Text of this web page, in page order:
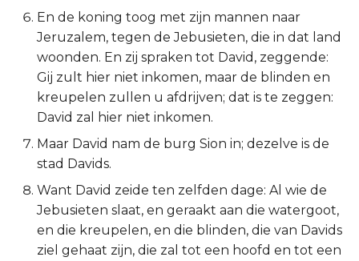
1 Thessalonicenzen
2 Thessalonicenzen
1 Timótheüs
2 Timótheüs
Filémon
Hebreeën
En de koning toog met zijn mannen naar
Jeruzalem, tegen de Jebusieten, die in dat land
woonden. En zij spraken tot David, zeggende:
Gij zult hier niet inkomen, maar de blinden en
kreupelen zullen u afdrijven; dat is te zeggen:
David zal hier niet inkomen.
Maar David nam de burg Sion in; dezelve is de
stad Davids.
Want David zeide ten zelfden dage: Al wie de
Jebusieten slaat, en geraakt aan die watergoot,
en die kreupelen, en die blinden, die van Davids
ziel gehaat zijn, die zal tot een hoofd en tot een